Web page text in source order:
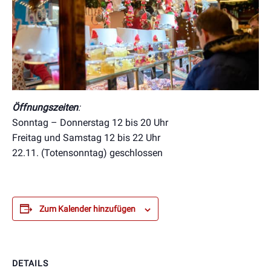
Öffnungszeiten:
Sonntag – Donnerstag 12 bis 20 Uhr
Freitag und Samstag 12 bis 22 Uhr
22.11. (Totensonntag) geschlossen
Zum Kalender hinzufügen
DETAILS